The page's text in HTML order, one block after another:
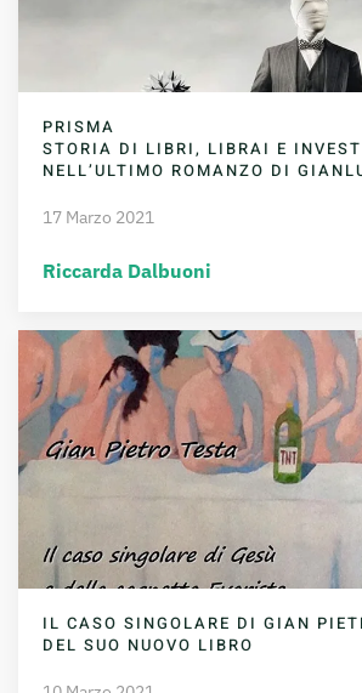
PRISMA
STORIA DI LIBRI, LIBRAI E
NELL’ULTIMO ROMANZO DI
17 Marzo 2021
Riccarda Dalbuoni
IL CASO SINGOLARE DI GIAN
DEL SUO NUOVO LIBRO